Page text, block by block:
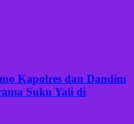
Kapolres dan Dandim
Suku Yali di